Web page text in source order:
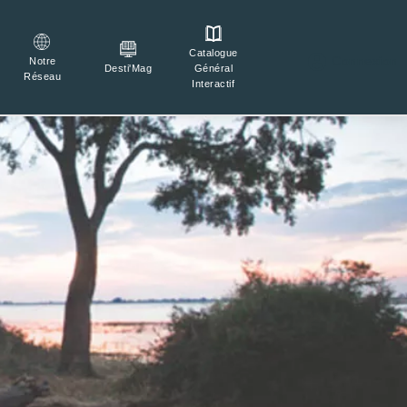
Notre
Réseau
Desti'Mag
Catalogue
Général
Interactif